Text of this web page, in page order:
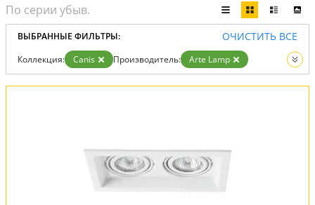
ВЫБРАННЫЕ ФИЛЬТРЫ: ОЧИСТИТЬ ВСЕ
Коллекция: Canis Производитель:
Arte Lamp
Вид:
Точечные светильники